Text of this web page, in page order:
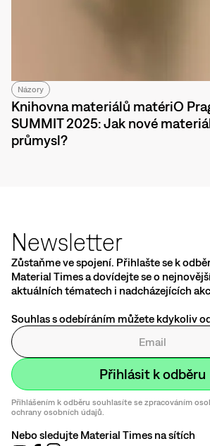
Názory
Knihovna materiálů matériO
SUMMIT 2025: Jak nové
průmysl?
Newsletter
Zůstaňme ve spojení. Přihlašte se k
Material Times a dovídejte se o
aktuálních tématech i nadcházejících
Souhlas s odebíráním můžete kdykoliv
Přihlášením k odběru souhlasíte se zpracováním
ochrany osobních údajů.
Nebo sledujte Material Times na sítích